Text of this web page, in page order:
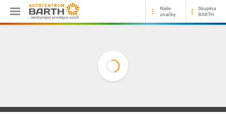
…neobyčejný prodejce vozů!
Naše
značky
Skupina
BARTH